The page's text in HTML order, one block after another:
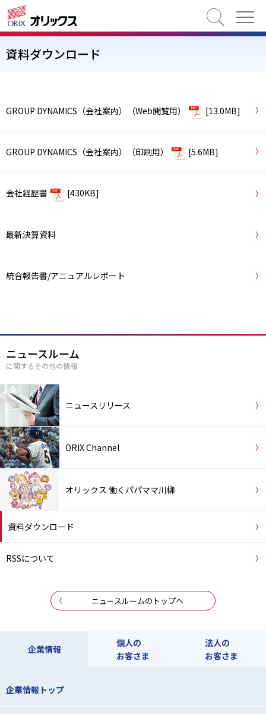
検索
資料ダウンロード
GROUP DYNAMICS（会社案内）（Web閲覧用） [13.0MB]
GROUP DYNAMICS（会社案内）（印刷用） [5.6MB]
会社経歴書 [430KB]
最新決算資料
統合報告書/アニュアルレポート
ニュースルーム
に関するその他の情報
ニュースリリース
ORIX Channel
オリックス 働くパパママ川柳
資料ダウンロード
RSSについて
ニュースルームのトップヘ
企業情報
個人の
お客さま
法人の
お客さま
企業情報トップ